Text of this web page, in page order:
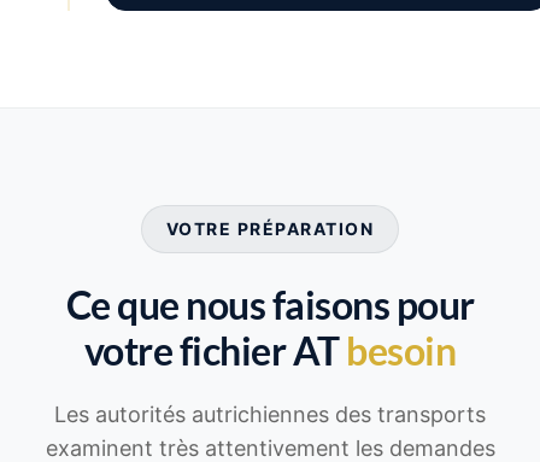
VOTRE PRÉPARATION
Ce que nous faisons pour
votre fichier ATbesoin
Les autorités autrichiennes des transports
examinent très attentivement les demandes